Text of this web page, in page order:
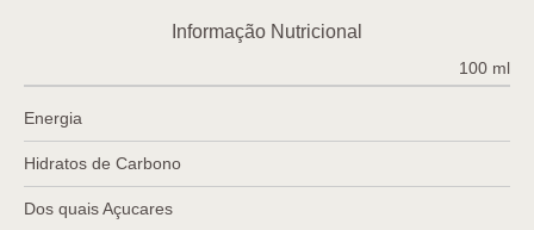
Informação Nutricional
100 ml
Energia
Hidratos de Carbono
Dos quais Açucares